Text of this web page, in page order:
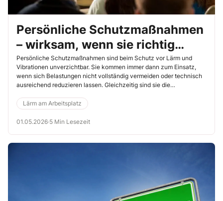
Persönliche Schutzmaßnahmen
– wirksam, wenn sie richtig
eingesetzt werden
Persönliche Schutzmaßnahmen sind beim Schutz vor Lärm und
Vibrationen unverzichtbar. Sie kommen immer dann zum Einsatz,
wenn sich Belastungen nicht vollständig vermeiden oder technisch
ausreichend reduzieren lassen. Gleichzeitig sind sie die
vollständig davon ab, ob sie richtig ausgewählt, angepasst, getragen
und gepflegt werden. PSA ist damit kein „Produkt“, sondern ein
System – bestehend aus Auswahl, Anwendung, Unterweisung und
Lärm am Arbeitsplatz
01.05.2026·5 Min Lesezeit